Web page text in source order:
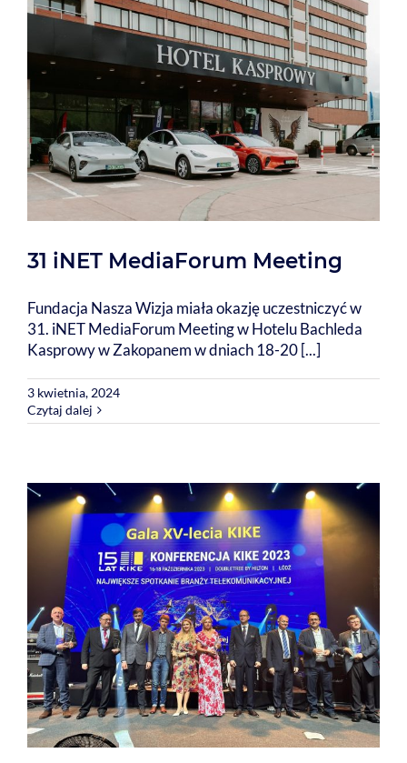
31 iNET MediaForum Meeting
Fundacja Nasza Wizja miała okazję uczestniczyć w
31. iNET MediaForum Meeting w Hotelu Bachleda
Kasprowy w Zakopanem w dniach 18-20 [...]
3 kwietnia, 2024
Czytaj dalej